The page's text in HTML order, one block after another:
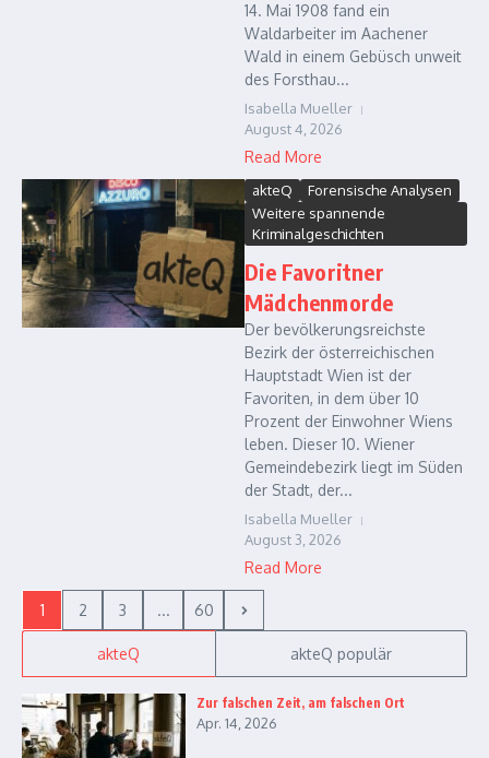
14. Mai 1908 fand ein
Waldarbeiter im Aachener
Wald in einem Gebüsch unweit
des Forsthau...
Isabella Mueller
August 4, 2026
Read More
akteQ
Forensische Analysen
Weitere spannende
Kriminalgeschichten
Die Favoritner
Mädchenmorde
Der bevölkerungsreichste
Bezirk der österreichischen
Hauptstadt Wien ist der
Favoriten, in dem über 10
Prozent der Einwohner Wiens
leben. Dieser 10. Wiener
Gemeindebezirk liegt im Süden
der Stadt, der...
Isabella Mueller
August 3, 2026
Read More
1 2 3 ... 60
akteQ akteQ populär
Zur falschen Zeit, am falschen Ort
Apr. 14, 2026